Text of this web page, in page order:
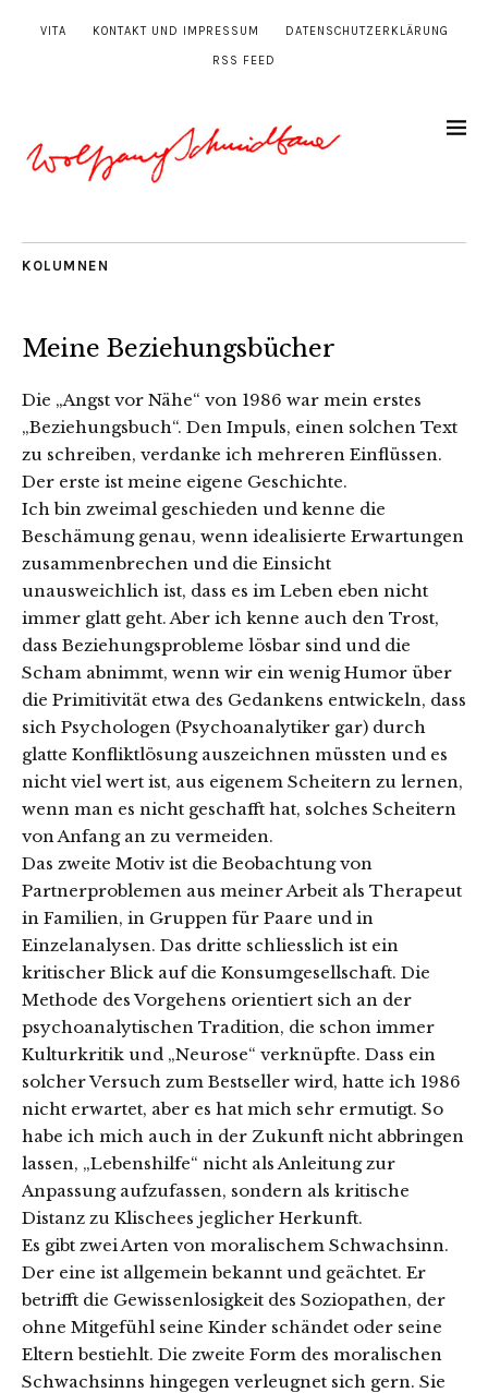
VITA KONTAKT UND IMPRESSUM DATENSCHUTZERKLÄRUNG
RSS FEED
KOLUMNEN
Meine Beziehungsbücher
Die „Angst vor Nähe“ von 1986 war mein erstes
„Beziehungsbuch“. Den Impuls, einen solchen Text
zu schreiben, verdanke ich mehreren Einflüssen.
Der erste ist meine eigene Geschichte.
Ich bin zweimal geschieden und kenne die
Beschämung genau, wenn idealisierte Erwartungen
zusammenbrechen und die Einsicht
unausweichlich ist, dass es im Leben eben nicht
immer glatt geht. Aber ich kenne auch den Trost,
dass Beziehungsprobleme lösbar sind und die
Scham abnimmt, wenn wir ein wenig Humor über
die Primitivität etwa des Gedankens entwickeln, dass
sich Psychologen (Psychoanalytiker gar) durch
glatte Konfliktlösung auszeichnen müssten und es
nicht viel wert ist, aus eigenem Scheitern zu lernen,
wenn man es nicht geschafft hat, solches Scheitern
von Anfang an zu vermeiden.
Das zweite Motiv ist die Beobachtung von
Partnerproblemen aus meiner Arbeit als Therapeut
in Familien, in Gruppen für Paare und in
Einzelanalysen. Das dritte schliesslich ist ein
kritischer Blick auf die Konsumgesellschaft. Die
Methode des Vorgehens orientiert sich an der
psychoanalytischen Tradition, die schon immer
Kulturkritik und „Neurose“ verknüpfte. Dass ein
solcher Versuch zum Bestseller wird, hatte ich 1986
nicht erwartet, aber es hat mich sehr ermutigt. So
habe ich mich auch in der Zukunft nicht abbringen
lassen, „Lebenshilfe“ nicht als Anleitung zur
Anpassung aufzufassen, sondern als kritische
Distanz zu Klischees jeglicher Herkunft.
Es gibt zwei Arten von moralischem Schwachsinn.
Der eine ist allgemein bekannt und geächtet. Er
betrifft die Gewissenlosigkeit des Soziopathen, der
ohne Mitgefühl seine Kinder schändet oder seine
Eltern bestiehlt. Die zweite Form des moralischen
Schwachsinns hingegen verleugnet sich gern. Sie